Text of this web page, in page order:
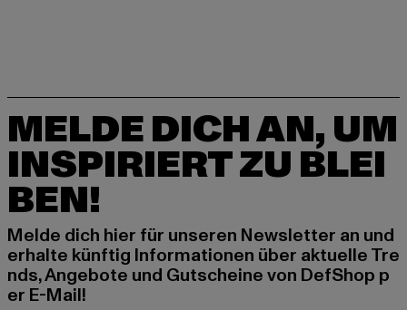
MELDE DICH AN, UM
INSPIRIERT ZU BLEI
BEN!
Melde dich hier für unseren Newsletter an und
erhalte künftig Informationen über aktuelle Tre
nds, Angebote und Gutscheine von DefShop p
er E-Mail!